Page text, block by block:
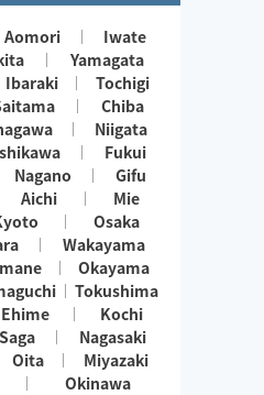
Aomori
Iwate
Yamagata
Ibaraki
Tochigi
Chiba
Niigata
Fukui
Nagano
Gifu
Aichi
Mie
Osaka
Wakayama
Okayama
Tokushima
Ehime
Kochi
Saga
Nagasaki
Oita
Miyazaki
Okinawa